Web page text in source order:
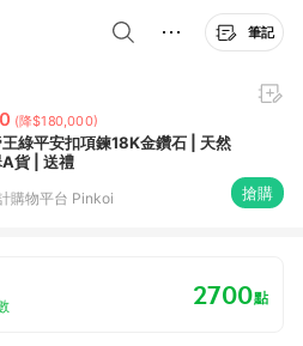
筆記
(降$180,000)
綠平安扣項鍊18K金鑽石 | 天然
貨 | 送禮
購物平台 Pinkoi 搶購
2700點